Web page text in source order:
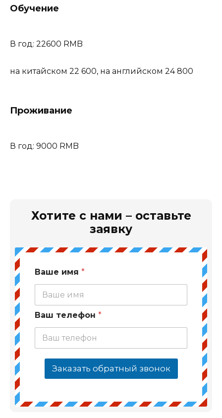
Обучение
В год: 22600 RMB
на китайском 22 600, на английском 24 800
Проживание
В год: 9000 RMB
Хотите с нами – оставьте
заявку
Ваше имя *
Ваш телефон *
Заказать обратный звонок